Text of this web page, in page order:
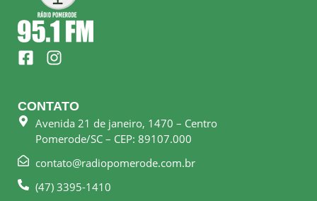
F
a
e
b
o
k
s
I
n
t
a
g
r
a
m
CONTATO
Avenida 21 de janeiro, 1470 – Centro
Pomerode/SC – CEP: 89107.000
contato@radiopomerode.com.br
(47) 3395-1410